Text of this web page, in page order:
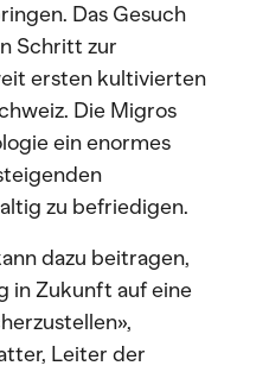
Das Gesuch
Schritt zur
ersten kultivierten
Die Migros
ein enormes
zu befriedigen.
dazu beitragen,
in Zukunft auf eine
Leiter der